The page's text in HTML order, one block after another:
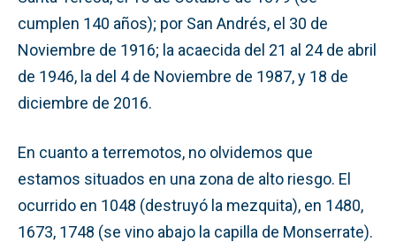
cumplen 140 años); por San Andrés, el 30 de
Noviembre de 1916; la acaecida del 21 al 24 de abril
de 1946, la del 4 de Noviembre de 1987, y 18 de
diciembre de 2016.
En cuanto a terremotos, no olvidemos que
estamos situados en una zona de alto riesgo. El
ocurrido en 1048 (destruyó la mezquita), en 1480,
1673, 1748 (se vino abajo la capilla de Monserrate).